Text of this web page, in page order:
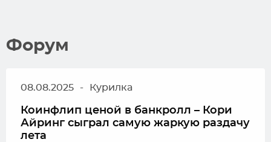
Форум
08.08.2025 - Курилка
Коинфлип ценой в банкролл – Кори
Айринг сыграл самую жаркую раздачу
лета